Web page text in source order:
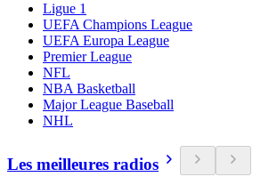
Ligue 1
UEFA Champions League
UEFA Europa League
Premier League
NFL
NBA Basketball
Major League Baseball
NHL
Les meilleures radios